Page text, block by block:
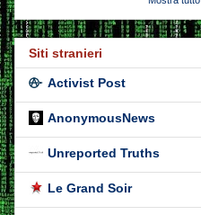
Siti stranieri
Activist Post
AnonymousNews
Unreported Truths
Le Grand Soir